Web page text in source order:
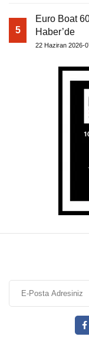
5
Euro Boat
Haber’de
22 Haziran 2026-